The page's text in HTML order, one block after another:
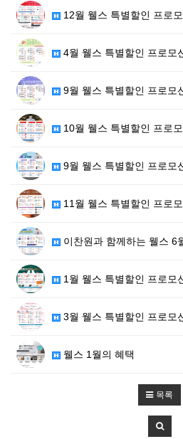
12월 웰스 특별할인 프로
4월 웰스 특별할인 프로모
9월 웰스 특별할인 프로모
10월 웰스 특별할인 프로
9월 웰스 특별할인 프로모
11월 웰스 특별할인 프로
이찬원과 함께하는 웰스 6
1월 웰스 특별할인 프로모
3월 웰스 특별할인 프로모
웰스 1월의 혜택
목록